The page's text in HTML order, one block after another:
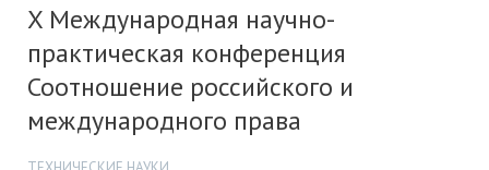
X Международная научно-
практическая конференция
Соотношение российского и
международного права